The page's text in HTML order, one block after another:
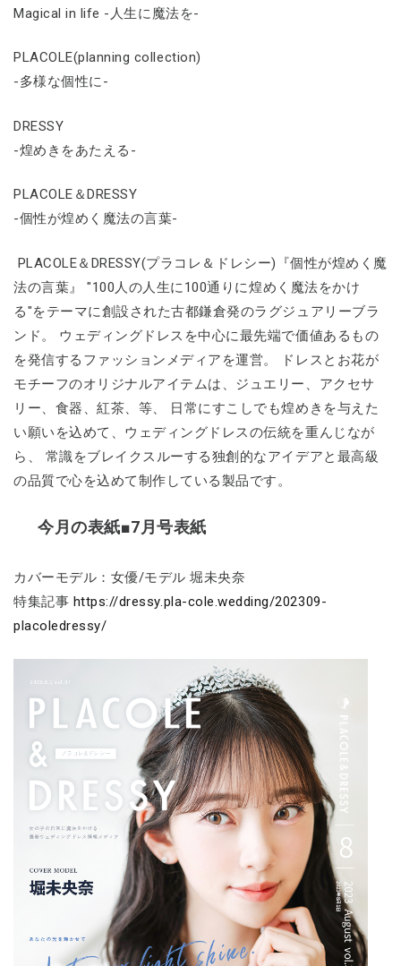
Magical in life -人生に魔法を-
PLACOLE(planning collection)
-多様な個性に-
DRESSY
-煌めきをあたえる-
PLACOLE＆DRESSY
-個性が煌めく魔法の言葉-
PLACOLE＆DRESSY(プラコレ＆ドレシー)『個性が煌めく魔
法の言葉』 "100人の人生に100通りに煌めく魔法をかけ
る"をテーマに創設された古都鎌倉発のラグジュアリーブラ
ンド。 ウェディングドレスを中心に最先端で価値あるもの
を発信するファッションメディアを運営。 ドレスとお花が
モチーフのオリジナルアイテムは、ジュエリー、アクセサ
リー、食器、紅茶、等、 日常にすこしでも煌めきを与えた
い願いを込めて、ウェディングドレスの伝統を重んじなが
ら、 常識をブレイクスルーする独創的なアイデアと最高級
の品質で心を込めて制作している製品です。
今月の表紙■7月号表紙
カバーモデル：女優/モデル 堀未央奈
特集記事 https://dressy.pla-cole.wedding/202309-
placoledressy/